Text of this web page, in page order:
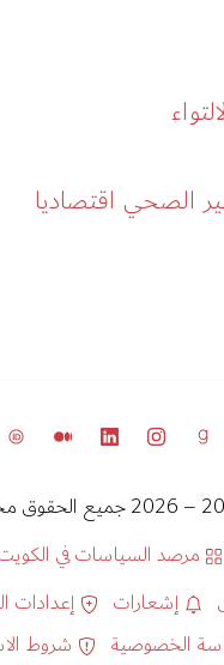
الصحي اقتصاديا
مرصد السياسات في
إشعارات
إعدادات
الخصوصية
شروط